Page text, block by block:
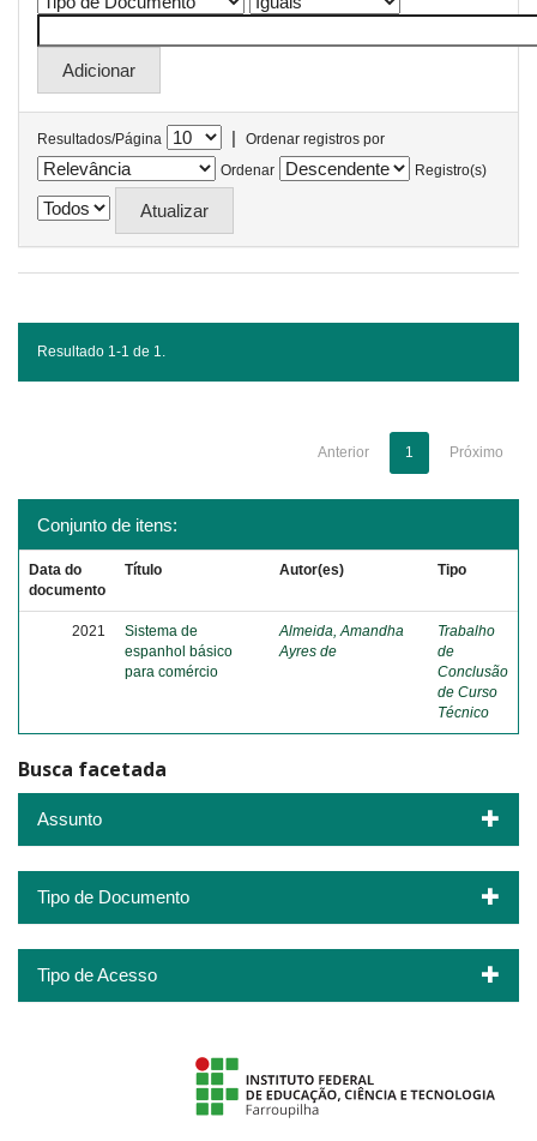
Resultados/Página |
Ordenar registros por
Ordenar
Registro(s)
Resultado 1-1 de 1.
Anterior 1 Próximo
Conjunto de itens:
Data do
documento
Título Autor(es) Tipo
2021
Sistema de
espanhol básico
para comércio
Almeida, Amandha
Ayres de
Trabalho
de
Conclusão
de Curso
Técnico
Busca facetada
Assunto
Tipo de Documento
Tipo de Acesso